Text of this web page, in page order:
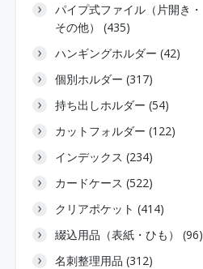
パイプ式ファイル（片開き・
その他） (435)
ハンギングホルダー (42)
個別ホルダー (317)
持ち出しホルダー (54)
カットフォルダー (122)
インデックス (234)
カードケース (522)
クリアポケット (414)
綴込用品（表紙・ひも） (96)
名刺整理用品 (312)